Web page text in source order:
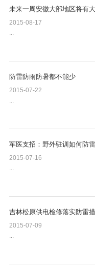
未来一周安徽大部地区将有
2015-08-17
防雷防雨防暑都不能少
2015-07-22
军医支招：野外驻训如何防
2015-07-16
吉林松原供电检修落实防雷
2015-07-09